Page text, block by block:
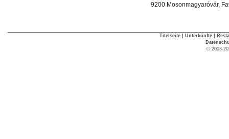
9200 Mosonmagyaróvár,
Titelseite Unterkünfte
© 2003-